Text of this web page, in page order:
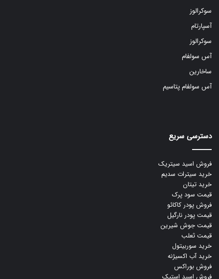
سوکرالوز
آسپارتام
سوکرالوز
آس سولفام
ساخارین
آس سولفام پتاسیم
دسترسی سریع
فروش اسید سیتریک
خرید سیترات سدیم
خرید تیتان
قیمت سود پرک
فروش پودر کاکائو
قیمت پودر نارگیل
قیمت جوش شیرین
قیمت ثعلب
خرید سوربیتول
خرید آب اکسیژنه
فروش بوراکس
فروش اسید استیک